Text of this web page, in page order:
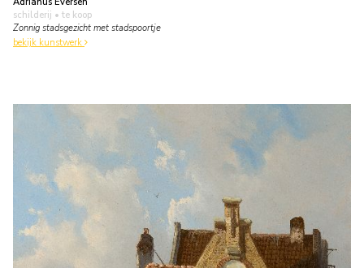
schilderij • te koop
Zonnig stadsgezicht met stadspoortje
bekijk kunstwerk